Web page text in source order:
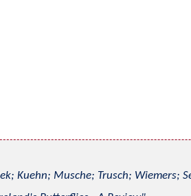
Kuehn; Musche; Trusch;